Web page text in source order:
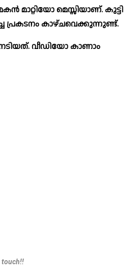
മാറ്റിയോ മെസ്സിയാണ്. കുട്ടി
പ്രകടനം കാഴ്ചവെക്കുന്നുണ്ട്.
വീഡിയോ കാണാം
touch!!